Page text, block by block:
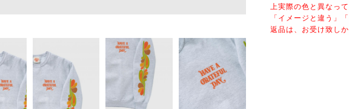
上実際の色と異なっ
「イメージと違う」
返品は、お受け致し